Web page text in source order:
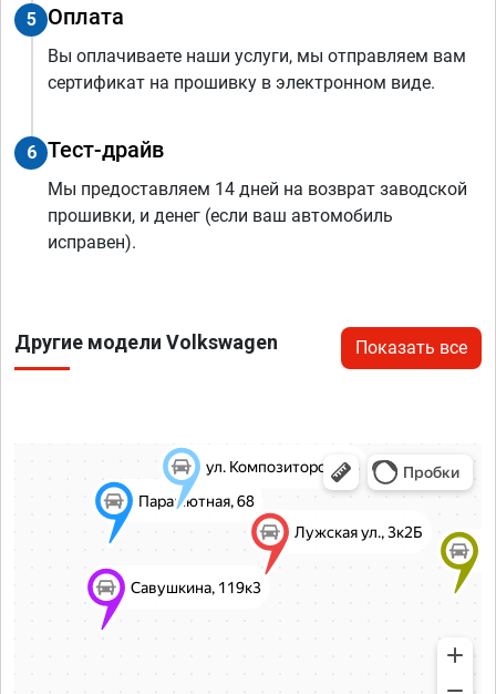
5 Оплата
Вы оплачиваете наши услуги, мы отправляем вам
сертификат на прошивку в электронном виде.
6 Тест-драйв
Мы предоставляем 14 дней на возврат заводской
прошивки, и денег (если ваш автомобиль
исправен).
Другие модели Volkswagen Показать все